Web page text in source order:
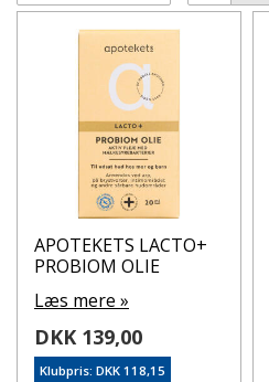
APOTEKETS LACTO+
PROBIOM OLIE
Læs mere »
DKK 139,00
Klubpris: DKK 118,15